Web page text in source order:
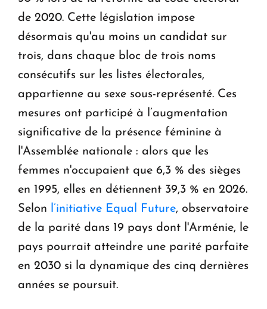
de 2020. Cette législation impose
désormais qu'au moins un candidat sur
trois, dans chaque bloc de trois noms
consécutifs sur les listes électorales,
appartienne au sexe sous-représenté. Ces
mesures ont participé à l’augmentation
significative de la présence féminine à
l'Assemblée nationale : alors que les
femmes n'occupaient que 6,3 % des sièges
en 1995, elles en détiennent 39,3 % en 2026.
Selon l’initiative Equal Future, observatoire
de la parité dans 19 pays dont l'Arménie, le
pays pourrait atteindre une parité parfaite
en 2030 si la dynamique des cinq dernières
années se poursuit.